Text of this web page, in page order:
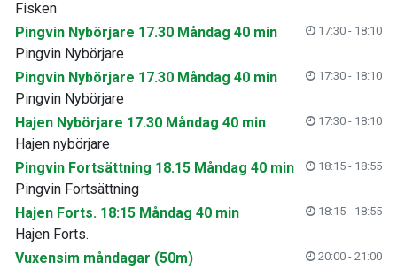
Fisken
Pingvin Nybörjare 17.30 Måndag 40 min
17:30 - 18:10
Pingvin Nybörjare
Pingvin Nybörjare 17.30 Måndag 40 min
17:30 - 18:10
Pingvin Nybörjare
Hajen Nybörjare 17.30 Måndag 40 min
17:30 - 18:10
Hajen nybörjare
Pingvin Fortsättning 18.15 Måndag 40 min
18:15 - 18:55
Pingvin Fortsättning
Hajen Forts. 18:15 Måndag 40 min
18:15 - 18:55
Hajen Forts.
Vuxensim måndagar (50m)
20:00 - 21:00